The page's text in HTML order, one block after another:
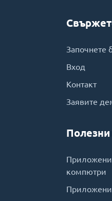
Започнете
Вход
Контакт
Заявите
Полезни
компютри